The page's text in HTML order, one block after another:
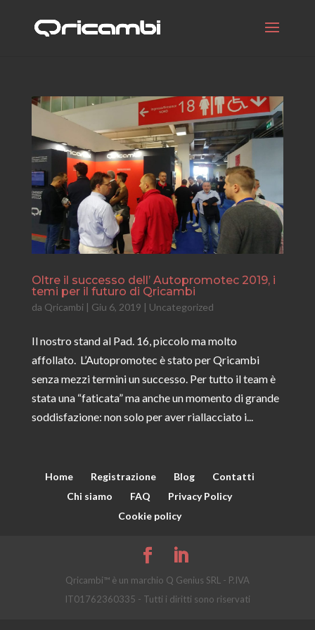
Oltre il successo dell’ Autopromotec 2019, i
temi per il futuro di Qricambi
da Qricambi| Giu 6, 2019 | Uncategorized
Il nostro stand al Pad. 16, piccolo ma molto
affollato. L’Autopromotec è stato per Qricambi
senza mezzi termini un successo. Per tutto il team è
stata una “faticata” ma anche un momento di grande
soddisfazione: non solo per aver riallacciato i...
Home Registrazione Blog
Contatti
Chi siamo
FAQ
Privacy Policy
Cookie policy
Qricambi™ è un marchio Q Genius SRL - P.IVA
IT01762360335 - Tutti i diritti sono riservati